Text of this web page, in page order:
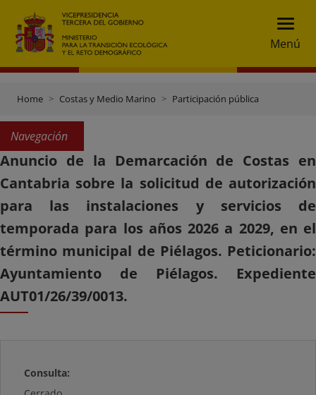
Menú
Home Costas y Medio Marino Participación pública
Navegación
Anuncio de la Demarcación de Costas en
Cantabria sobre la solicitud de autorización
para las instalaciones y servicios de
temporada para los años 2026 a 2029, en el
término municipal de Piélagos. Peticionario:
Ayuntamiento de Piélagos. Expediente
AUT01/26/39/0013.
Consulta: